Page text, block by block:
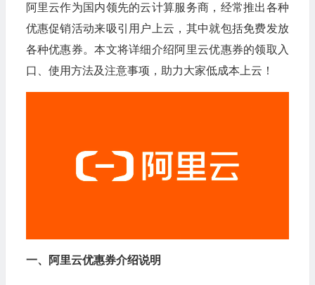
阿里云作为国内领先的云计算服务商，经常推出各种
优惠促销活动来吸引用户上云，其中就包括免费发放
各种优惠券。本文将详细介绍阿里云优惠券的领取入
口、使用方法及注意事项，助力大家低成本上云！
一、阿里云优惠券介绍说明